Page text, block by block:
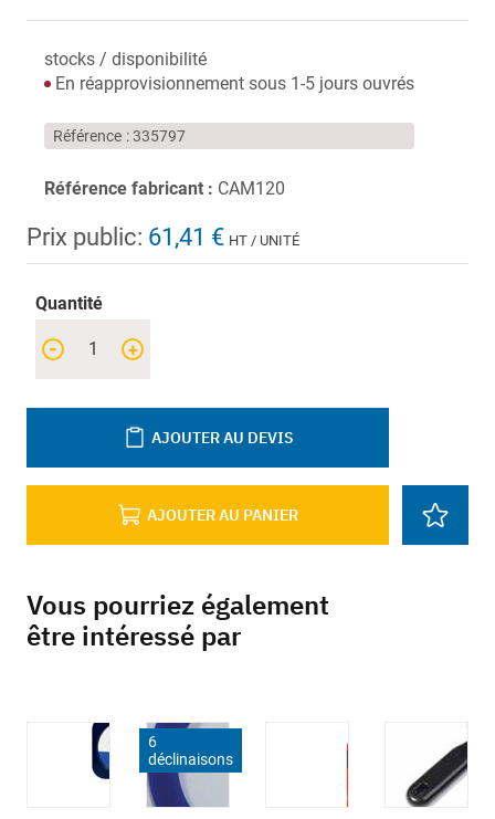
stocks / disponibilité
En réapprovisionnement sous 1-5 jours ouvrés
Référence 335797
Référence fabricant : CAM120
Prix public: 61,41 € HT / UNITÉ
Quantité
+
-
AJOUTER AU PANIER
AJOUTER AU DEVIS
Vous pourriez également
être intéressé par
6
déclinaisons